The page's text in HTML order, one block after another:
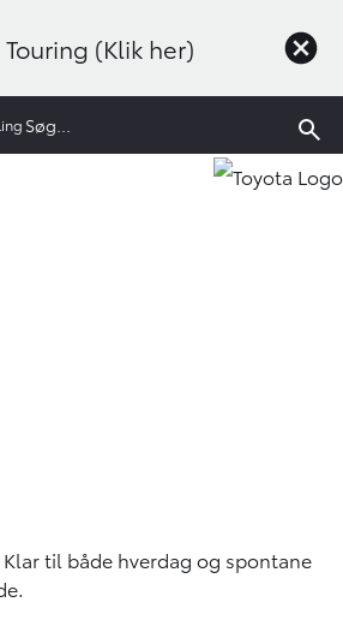
(Klik her)
til både hverdag og spontane